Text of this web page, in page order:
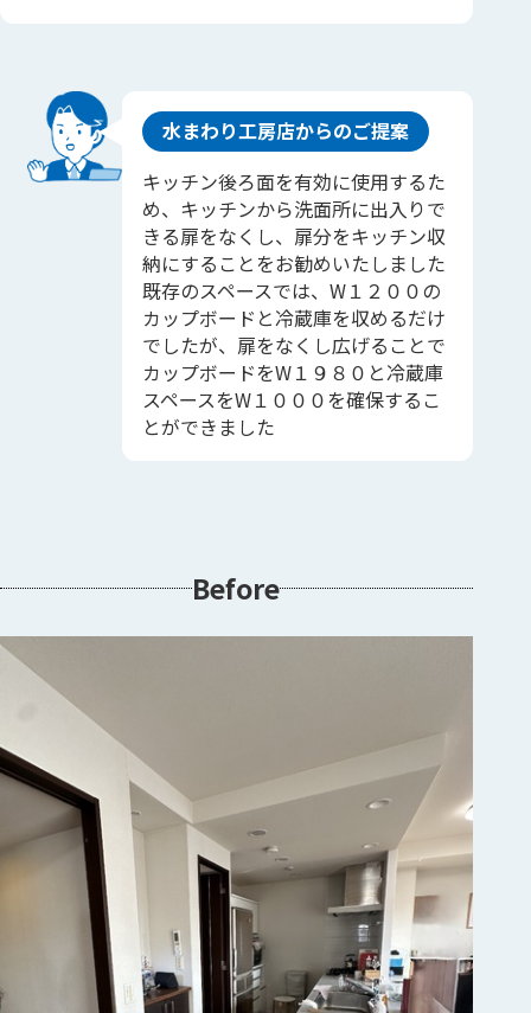
水まわり工房店からのご提案
キッチン後ろ面を有効に使用するた
め、キッチンから洗面所に出入りで
きる扉をなくし、扉分をキッチン収
納にすることをお勧めいたしました
既存のスペースでは、W１２００の
カップボードと冷蔵庫を収めるだけ
でしたが、扉をなくし広げることで
カップボードをW１９８０と冷蔵庫
スペースをW１０００を確保するこ
とができました
Before